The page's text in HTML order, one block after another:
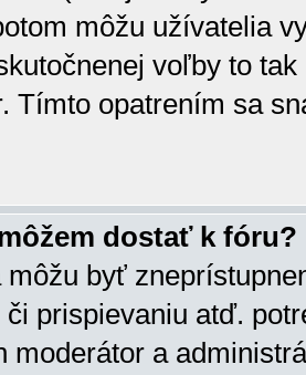
môžu užívatelia
voľby to
Tímto opatrením sa
dostať k fóru?
môžu byť
či prispievaniu atď.
moderátor a